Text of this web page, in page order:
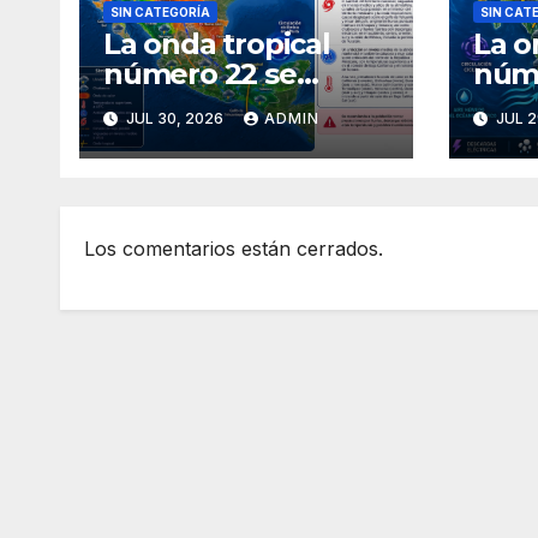
SIN CATEGORÍA
La onda tropical
número 22 se
desplazará sobre el
golfo de
Tehuantepec y el
JUL 30, 2026 ADMIN
SIN
La
JUL
Los comentarios están cerrados.